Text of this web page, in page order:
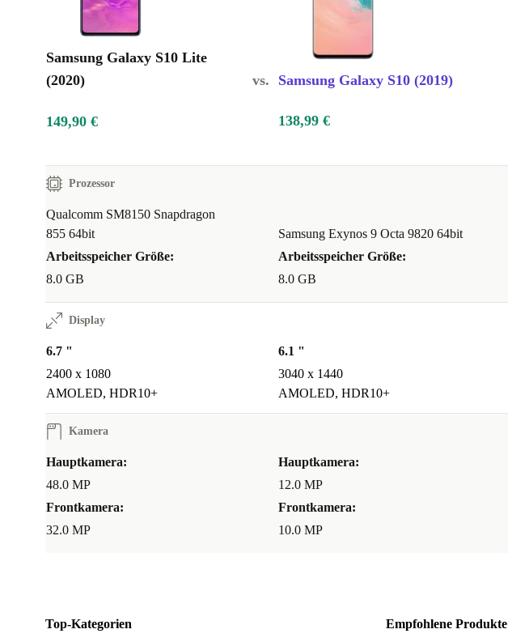
Samsung Galaxy S10 Lite
(2020)
vs. Samsung Galaxy S10 (2019)
149,90 € 138,99 €
Prozessor
Qualcomm SM8150 Snapdragon
855 64bit
Arbeitsspeicher Größe:
8.0 GB
Samsung Exynos 9 Octa 9820 64bit
Arbeitsspeicher Größe:
8.0 GB
Display
6.7 "
2400 x 1080
AMOLED, HDR10+
6.1 "
3040 x 1440
AMOLED, HDR10+
Kamera
Hauptkamera:
48.0 MP
Frontkamera:
32.0 MP
Hauptkamera:
12.0 MP
Frontkamera:
10.0 MP
Top-Kategorien Empfohlene Produkte